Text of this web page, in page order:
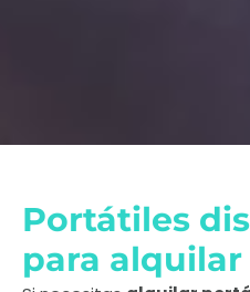
Portátiles
para alquilar